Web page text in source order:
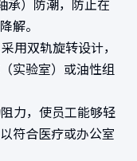
解。
用双轨旋转设计，
实验室）或油性组
力，使员工能够轻
符合医疗或办公室